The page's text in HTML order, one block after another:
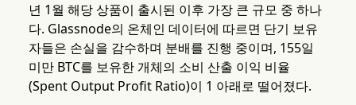
년 1월 해당 상품이 출시된 이후 가장 큰 규모 중 하나
다. Glassnode의 온체인 데이터에 따르면 단기 보유
자들은 손실을 감수하며 분배를 진행 중이며, 155일
미만 BTC를 보유한 개체의 소비 산출 이익 비율
(Spent Output Profit Ratio)이 1 아래로 떨어졌다.